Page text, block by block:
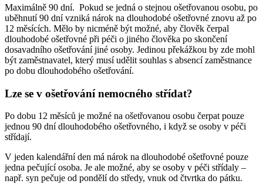
Maximálně 90 dní. Pokud se jedná o stejnou ošetřovanou osobu, po
uběhnutí 90 dní vzniká nárok na dlouhodobé ošetřovné znovu až po
12 měsících. Mělo by nicméně být možné, aby člověk čerpal
dlouhodobé ošetřovné při péči o jiného člověka po skončení
dosavadního ošetřování jiné osoby. Jedinou překážkou by zde mohl
být zaměstnavatel, který musí udělit souhlas s absencí zaměstnance
po dobu dlouhodobého ošetřování.
Lze se v ošetřování nemocného střídat?
Po dobu 12 měsíců je možné na ošetřovanou osobu čerpat pouze
jednou 90 dní dlouhodobého ošetřovného, i když se osoby v péči
střídají.
V jeden kalendářní den má nárok na dlouhodobé ošetřovné pouze
jedna pečující osoba. Je ale možné, aby se osoby v péči střídaly –
např. syn pečuje od pondělí do středy, vnuk od čtvrtka do pátku.